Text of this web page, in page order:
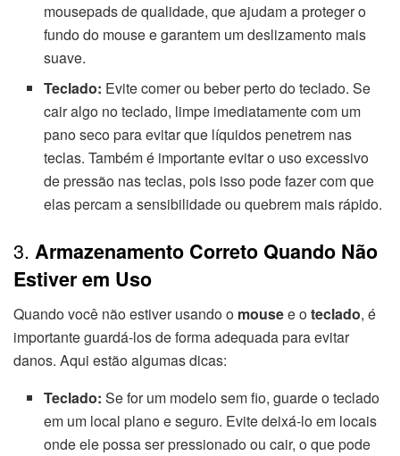
mousepads de qualidade, que ajudam a proteger o
fundo do mouse e garantem um deslizamento mais
suave.
Teclado: Evite comer ou beber perto do teclado. Se
cair algo no teclado, limpe imediatamente com um
pano seco para evitar que líquidos penetrem nas
teclas. Também é importante evitar o uso excessivo
de pressão nas teclas, pois isso pode fazer com que
elas percam a sensibilidade ou quebrem mais rápido.
3. Armazenamento Correto Quando Não
Estiver em Uso
Quando você não estiver usando o mousee oteclado, é
importante guardá-los de forma adequada para evitar
danos. Aqui estão algumas dicas:
Teclado: Se for um modelo sem fio, guarde o teclado
em um local plano e seguro. Evite deixá-lo em locais
onde ele possa ser pressionado ou cair, o que pode